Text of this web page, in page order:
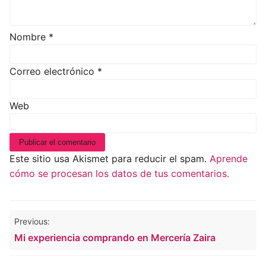
Nombre *
Correo electrónico *
Web
Este sitio usa Akismet para reducir el spam. Aprende
cómo se procesan los datos de tus comentarios.
Navegación
de
Previous:
Mi experiencia comprando en Mercería Zaira